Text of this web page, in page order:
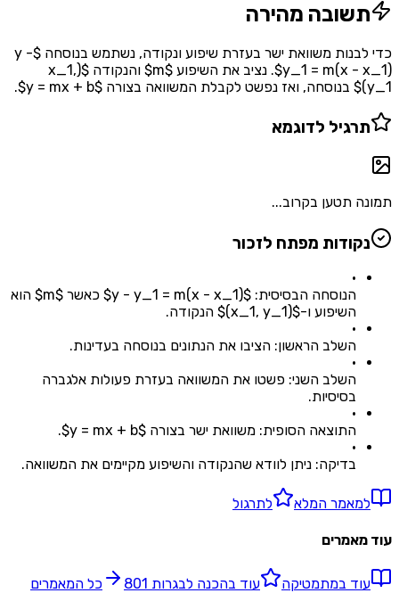
תשובה מהירה
כדי לבנות משוואת ישר בעזרת שיפוע ונקודה, נשתמש בנוסחה $y -
y_1 = m(x - x_1)$. נציב את השיפוע $m$ והנקודה $(x_1,
y_1)$ בנוסחה, ואז נפשט לקבלת המשוואה בצורה $y = mx + b$.
תרגיל לדוגמא
תמונה תטען בקרוב...
נקודות מפתח לזכור
•
הנוסחה הבסיסית: $y - y_1 = m(x - x_1)$ כאשר $m$ הוא
השיפוע ו-$(x_1, y_1)$ הנקודה.
•
השלב הראשון: הציבו את הנתונים בנוסחה בעדינות.
•
השלב השני: פשטו את המשוואה בעזרת פעולות אלגברה
בסיסיות.
•
התוצאה הסופית: משוואת ישר בצורה $y = mx + b$.
•
בדיקה: ניתן לוודא שהנקודה והשיפוע מקיימים את המשוואה.
למאמר המלא לתרגול
עוד מאמרים
עוד במתמטיקה עוד בהכנה לבגרות 801
כל המאמרים